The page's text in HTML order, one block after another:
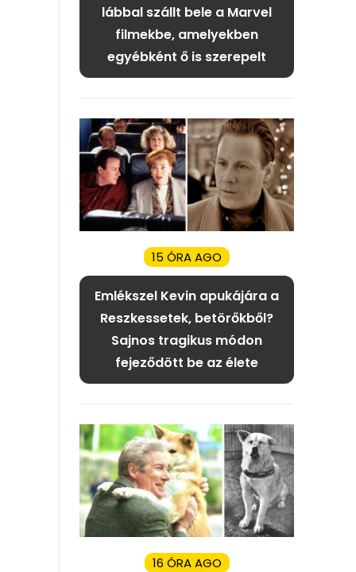
lábbal szállt bele a Marvel
filmekbe, amelyekben
egyébként ő is szerepelt
15 ÓRA AGO
Emlékszel Kevin apukájára a
Reszkessetek, betörőkből?
Sajnos tragikus módon
fejeződött be az élete
16 ÓRA AGO